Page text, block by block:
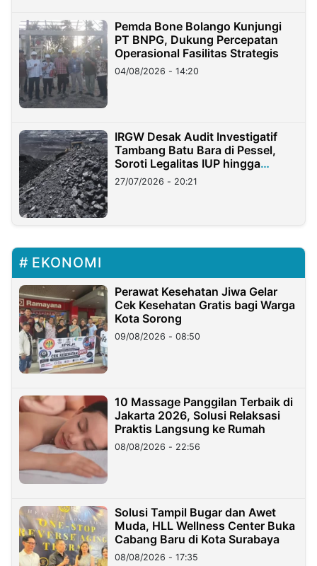
Pemda Bone Bolango Kunjungi
PT BNPG, Dukung Percepatan
Operasional Fasilitas Strategis
04/08/2026 - 14:20
IRGW Desak Audit Investigatif
Tambang Batu Bara di Pessel,
Soroti Legalitas IUP hingga
Stockpile
27/07/2026 - 20:21
EKONOMI
Perawat Kesehatan Jiwa Gelar
Cek Kesehatan Gratis bagi Warga
Kota Sorong
09/08/2026 - 08:50
10 Massage Panggilan Terbaik di
Jakarta 2026, Solusi Relaksasi
Praktis Langsung ke Rumah
08/08/2026 - 22:56
Solusi Tampil Bugar dan Awet
Muda, HLL Wellness Center Buka
Cabang Baru di Kota Surabaya
08/08/2026 - 17:35